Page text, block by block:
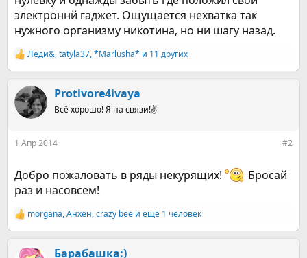
электроннй гаджет. Ощущается нехватка так
нужного организму никотина, но ни шагу назад.
Р
е
к
ц
и
Леди&,tatyla37,*Marlusha* и 11 других
Protivore4ivaya
Всё хорошо! Я на связи!✌️
1 Апр 2014 #2
Добро пожаловать в ряды некурящих!
Бросай
раз и насовсем!
Р
е
morgana,Анхен,crazy bee и ещё 1 человек
Барабашка:)